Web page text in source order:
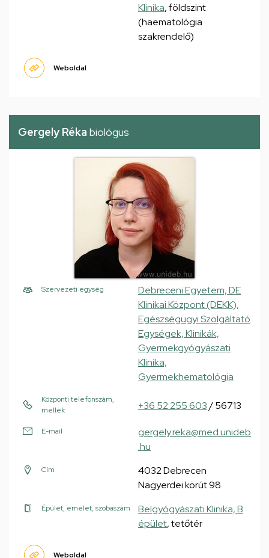
Klinika, földszint
(haematológia
szakrendelő)
Weboldal
Gergely Réka biológus
Szervezeti egység
Debreceni Egyetem, DE
Klinikai Központ (DEKK),
Egészségügyi Szolgáltató
Egységek, Klinikák,
Gyermekgyógyászati
Klinika,
Gyermekhematológia
Központi telefonszám,
mellék
+36 52 255 603/ 56713
E-mail
gergely.reka@med.unideb
.hu
Cím
4032 Debrecen
Nagyerdei körút 98
Épület, emelet, szobaszám
Belgyógyászati Klinika, B
épület, tetőtér
Weboldal